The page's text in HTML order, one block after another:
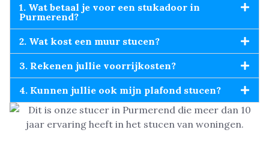
1. Wat betaal je voor een stukadoor in
Purmerend?
2. Wat kost een muur stucen?
3. Rekenen jullie voorrijkosten?
4. Kunnen jullie ook mijn plafond stucen?